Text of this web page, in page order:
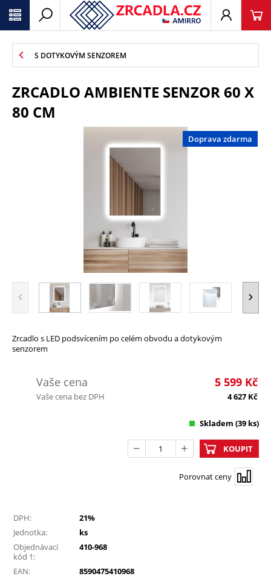
S DOTYKOVÝM SENZOREM
ZRCADLO AMBIENTE SENZOR 60 X
80 CM
Zrcadlo s LED podsvícením po celém obvodu a dotykovým
senzorem
Vaše cena 5 599 Kč
Vaše cena bez DPH 4 627 Kč
Skladem (39 ks)
Porovnat ceny
KOUPIT
DPH:
21%
Jednotka:
ks
Objednávací
kód 1:
410-968
EAN:
8590475410968
Doprava zdarma